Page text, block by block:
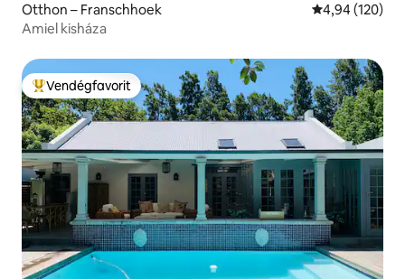
Otthon – Franschhoek Átlagos
4,94 (120)
Amiel kisháza
Kiemelt vendégfavorit
Vendégfavorit